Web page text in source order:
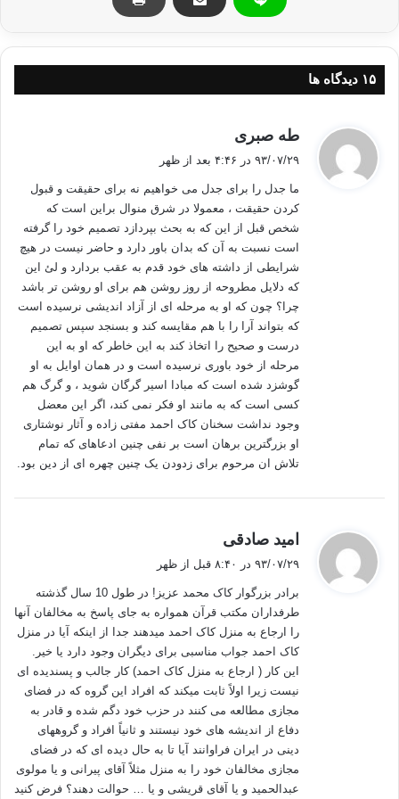
با بررسی تاریخ اندیشه بشری چه از نوع دینی و چه از نوع فلسفی در
مرکزی گفتمان آنها حقیقتی است که سایر عناصر گفتمان را دور خود جمع کرده
و در نهایت به آن دین یا مکتب موجدیت مجزا و منحصر به فرد داده است.
به عنوان مثال در ادیان ابراهیمی دال مرکزی تک تک این ادیان حقیقتی واحد به
نام خداست. خدایی که خالق هستی است و همه چیز از فیض وجود او معنی
میابد. و سایر مفاهیم تنها با وجود اعتقادبه خداست که معنی دارند و قابل
دفاعند. به عنوان مثال نبوت و معاد تنها در سایه ی حقیقت خداوند معنی میابند و
بدونه او قابل فهم نیستند به همین دلیل کسی که به خدا باور ندارد طبیعی است
که نبوت نیز برای او معنی نیابد.
از نگاه بیشتر مکاتب فکری در بطن هر چیزی حقیقتی وجود دارد در واقع هر
چیزی یک حقیقت ناب دارد. حال آن چیز ممکن است هستی باشد یا حکومت و یا
یک متن، مهم کشف حقیقت نهفته در آن است.
به همین دلیل می توان با استفاده از نوع روشی که هر مکتب فکری در دست
یابی به حقیقت دنبال میکند، آن مکتب را دسته بندی کرد. به عنوان مثال دوتن از
بزرگان فلسفه یونان یعنی افلاطون و ارسطو، که بنیان گذار دو مکتب فلسفی
ایده آلیسم و رئالیسم بودند هر کدام برای دست یابی به حقیقت از معرفت
شناسی خاص خود استفاده می کردند.
و روش شناسی بشر در دستیابی به حقیقت هستیم.
ابتدا دکارت فلسفه ی عقل گرا را بنیان گذاشت که بعدها به فلسفه قاره ایی نام
بردار شد. از نگاه پیروان این مکتب ما از لحاظ عقلی به جهان شک میکنیم و
حقیقت ساخته می شود و این ما هستیم که به جهان حقیقت می بخشیم.
در مقابل فلسفه تجربه گرای لاک به میدان آمد که بعدا به فلسفه تحلیلی نام
بردارشد. پیروان این جریان بر این باور بودند که حقیقت ساخته نمی شود بلکه
کشف می شود. از نگاه آنها شناخت یعنی آگاهی بر ذات هستی و امور و آگاهی
بر بودها. تجربه تنها راه دست یافتن به این شناخت و حقیت است.
در ادامه شاهد ظهور بزرگ مرد فلسفه غرب یعنی کانت هستیم که به تلفیق این
دو سنت فلسفی دست زد. از نگاه کانت شناخت محصول تعامل انسانها با محیط
است. ما همواره با مقولات ذهنی از پیش موجود به سراغ واقعیت های خام می
رویم و در واقع در تعامل دنیای ذهن با دنیای محیط است که حقیت معنی می یابد.
‫۱۵ دیدگاه ها
طه صبری
:
۹۳/۰۷/۲۹ در ۴:۴۶ بعد از ظهر
ما جدل را برای جدل می خواهیم نه برای حقیقت و قبول
کردن حقیقت ، معمولا در شرق منوال براین است که
شخص قبل از این که به بحث بپردازد تصمیم خود را گرفته
است نسبت به آن که بدان باور دارد و حاضر نیست در هیچ
شرایطی از داشته های خود قدم به عقب بردارد و لئ این
که دلایل مطروحه از روز روشن هم برای او روشن تر باشد
چرا؟ چون که او به مرحله ای از آزاد اندیشی نرسیده است
که بتواند آرا را با هم مقایسه کند و بسنجد سپس تصمیم
درست و صحیح را اتخاذ کند به این خاطر که او به این
مرحله از خود باوری نرسیده است و در همان اوایل به او
گوشزد شده است که مبادا اسیر گرگان شوید ، و گرگ هم
کسی است که به مانند او فکر نمی کند، اگر این معضل
وجود نداشت سخنان کاک احمد مفتی زاده و آثار نوشتاری
او بزرگترین برهان است بر نفی چنین ادعاهای که تمام
تلاش ان مرحوم برای زدودن یک چنین چهره ای از دین بود.
امید صادقی
:
۹۳/۰۷/۲۹ در ۸:۴۰ قبل از ظهر
برادر بزرگوار کاک محمد عزیز! در طول 10 سال گذشته
طرفداران مکتب قرآن همواره به جای پاسخ به مخالفان آنها
را ارجاع به منزل کاک احمد میدهند جدا از اینکه آیا در منزل
کاک احمد جواب مناسبی برای دیگران وجود دارد یا خیر.
این کار ( ارجاع به منزل کاک احمد) کار جالب و پسندیده ای
نیست زیرا اولاً ثابت میکند که افراد این گروه که در فضای
مجازی مطالعه می کنند در حزب خود دگم شده و قادر به
دفاع از اندیشه های خود نیستند و ثانیاً افراد و گروههای
دینی در ایران فراوانند آیا تا به حال دیده ای که در فضای
مجازی مخالفان خود را به منزل مثلاً آقای پیرانی و یا مولوی
عبدالحمید و یا آقای قریشی و یا … حوالت دهند؟ فرض کنید